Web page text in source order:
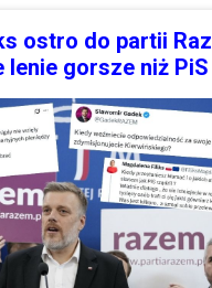
ostro do partii
lenie gorsze niż PiS